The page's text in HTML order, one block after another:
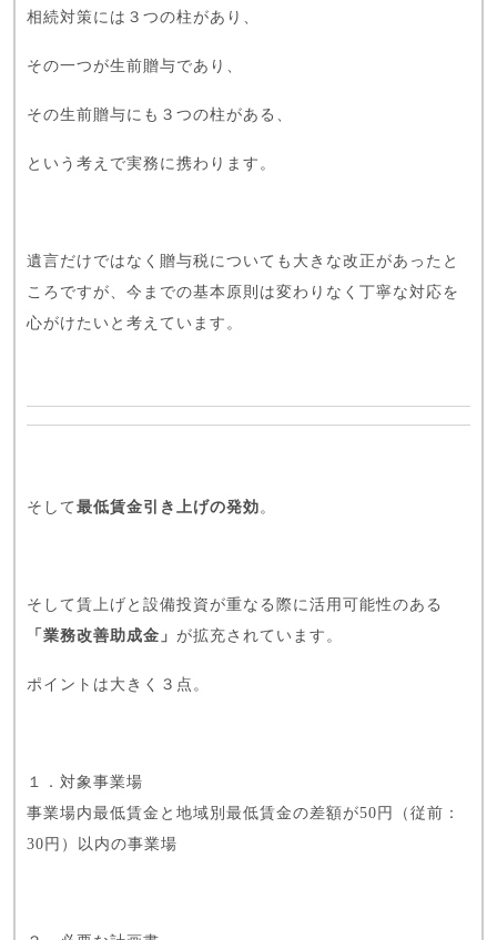
相続対策には３つの柱があり、
その一つが生前贈与であり、
その生前贈与にも３つの柱がある、
という考えで実務に携わります。
遺言だけではなく贈与税についても大きな改正があったと
ころですが、今までの基本原則は変わりなく丁寧な対応を
心がけたいと考えています。
そして 最低賃金引き上げの発効 。
そして賃上げと設備投資が重なる際に活用可能性のある
「業務改善助成金」 が拡充されています。
ポイントは大きく３点。
１．対象事業場
事業場内最低賃金と地域別最低賃金の差額が50円（従前：
30円）以内の事業場